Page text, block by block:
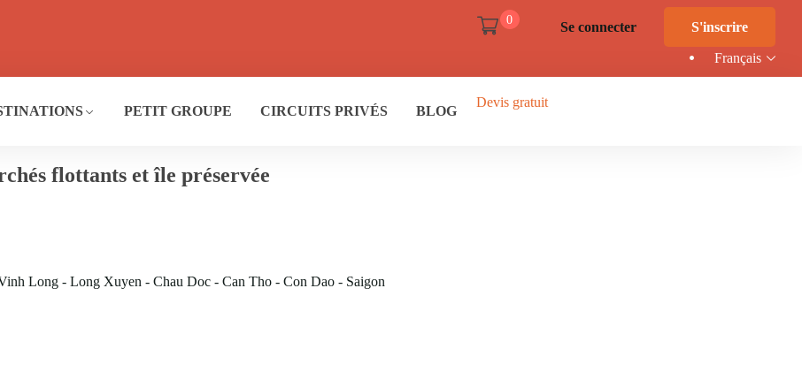
0
Se connecter S'inscrire
Français
PETIT GROUPE CIRCUITS PRIVÉS BLOG
Devis gratuit
flottants et île préservée
Long - Long Xuyen - Chau Doc - Can Tho - Con Dao - Saigon